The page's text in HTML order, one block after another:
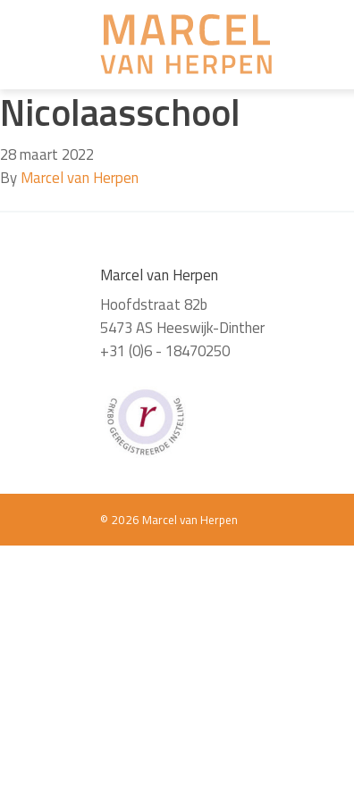
Nicolaasschool
28 maart 2022
ByMarcel van Herpen
Marcel van Herpen
Hoofdstraat 82b
5473 AS Heeswijk-Dinther
+31 (0)6 - 18470250
© 2026 Marcel van Herpen